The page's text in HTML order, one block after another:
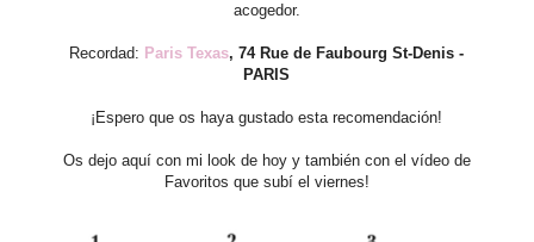
acogedor.
Recordad: Paris Texas, 74 Rue de Faubourg St-Denis -
PARIS
¡Espero que os haya gustado esta recomendación!
Os dejo aquí con mi look de hoy y también con el vídeo de
Favoritos que subí el viernes!